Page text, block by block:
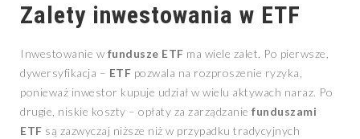
Zalety inwestowania w ETF
Inwestowanie w fundusze ETF ma wiele zalet. Po pierwsze,
dywersyfikacja – ETF pozwala na rozproszenie ryzyka,
ponieważ inwestor kupuje udział w wielu aktywach naraz. Po
drugie, niskie koszty – opłaty za zarządzanie funduszami
ETF są zazwyczaj niższe niż w przypadku tradycyjnych